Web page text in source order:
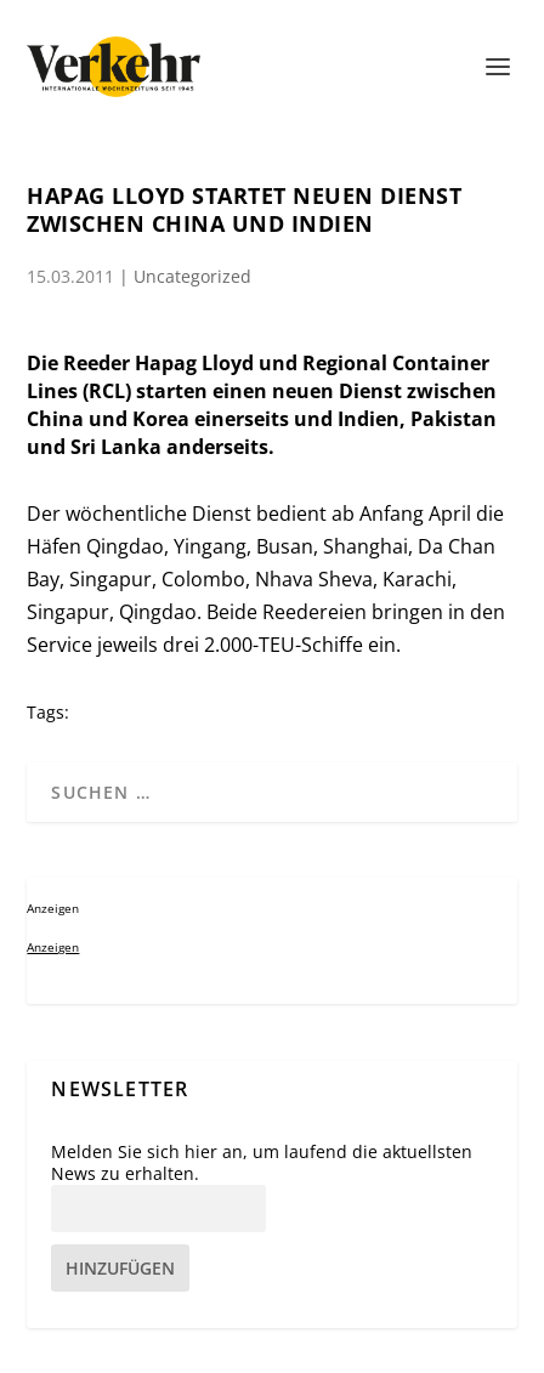
HAPAG LLOYD STARTET NEUEN DIENST
ZWISCHEN CHINA UND INDIEN
15.03.2011 | Uncategorized
Die Reeder Hapag Lloyd und Regional Container
Lines (RCL) starten einen neuen Dienst zwischen
China und Korea einerseits und Indien, Pakistan
und Sri Lanka anderseits.
Der wöchentliche Dienst bedient ab Anfang April die
Häfen Qingdao, Yingang, Busan, Shanghai, Da Chan
Bay, Singapur, Colombo, Nhava Sheva, Karachi,
Singapur, Qingdao. Beide Reedereien bringen in den
Service jeweils drei 2.000-TEU-Schiffe ein.
Tags:
Anzeigen
Anzeigen
NEWSLETTER
Melden Sie sich hier an, um laufend die aktuellsten
News zu erhalten.
HINZUFÜGEN